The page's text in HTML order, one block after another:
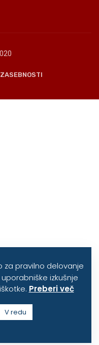
za pravilno delovanje
izkušnje
Preberi več
V redu